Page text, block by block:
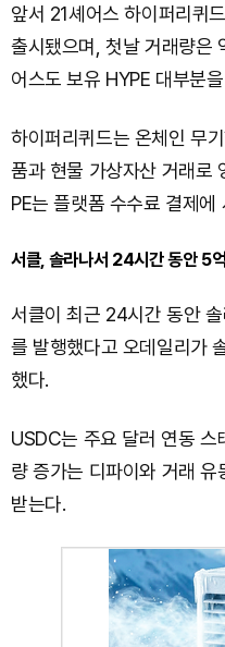
앞서 21셰어스 하이퍼리퀴
출시됐으며, 첫날 거래량은
어스도 보유 HYPE 대부분
하이퍼리퀴드는 온체인 무
품과 현물 가상자산 거래로
PE는 플랫폼 수수료 결제에
서클, 솔라나서 24시간 동안 5
서클이 최근 24시간 동안
를 발행했다고 오데일리가
했다.
USDC는 주요 달러 연동 스
량 증가는 디파이와 거래
받는다.